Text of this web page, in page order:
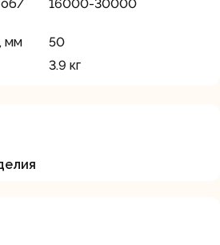
об/
16000-30000
мм
50
3.9 кг